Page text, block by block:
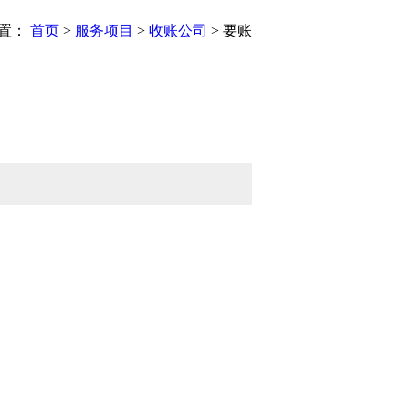
： 首页 > 服务项目 > 收账公司 > 要账